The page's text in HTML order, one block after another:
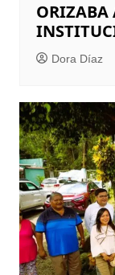
ORIZABA
Dora Díaz